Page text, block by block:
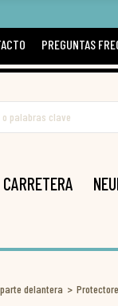
PREGUNTAS
CARRETERA
delantera